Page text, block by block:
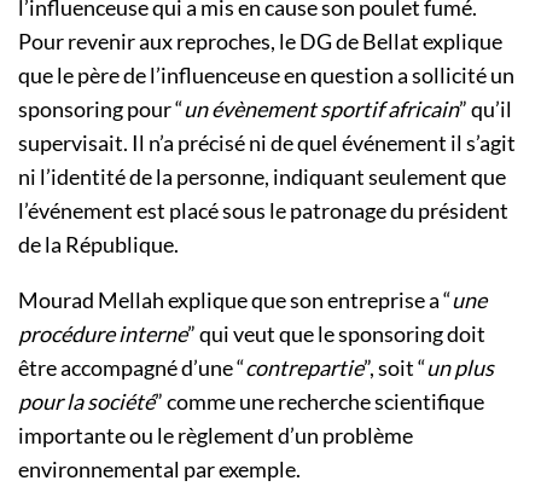
l’influenceuse qui a mis en cause son poulet fumé.
Pour revenir aux reproches, le DG de Bellat explique
que le père de l’influenceuse en question a sollicité un
sponsoring pour “un évènement sportif africain” qu’il
supervisait. Il n’a précisé ni de quel événement il s’agit
ni l’identité de la personne, indiquant seulement que
l’événement est placé sous le patronage du président
de la République.
Mourad Mellah explique que son entreprise a “une
procédure interne” qui veut que le sponsoring doit
être accompagné d’une “contrepartie”, soit “un plus
pour la société” comme une recherche scientifique
importante ou le règlement d’un problème
environnemental par exemple.